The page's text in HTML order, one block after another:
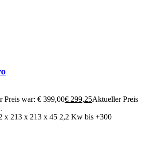
Preis war: € 399,00€ 299,25Aktueller Preis
x 213 x 213 x 45 2,2 Kw bis +300